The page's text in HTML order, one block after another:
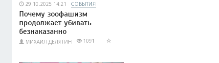
29.10.2025 14:21 СОБЫТИЯ
Почему зоофашизм
продолжает убивать
безнаказанно
МИХАИЛ ДЕЛЯГИН 1091